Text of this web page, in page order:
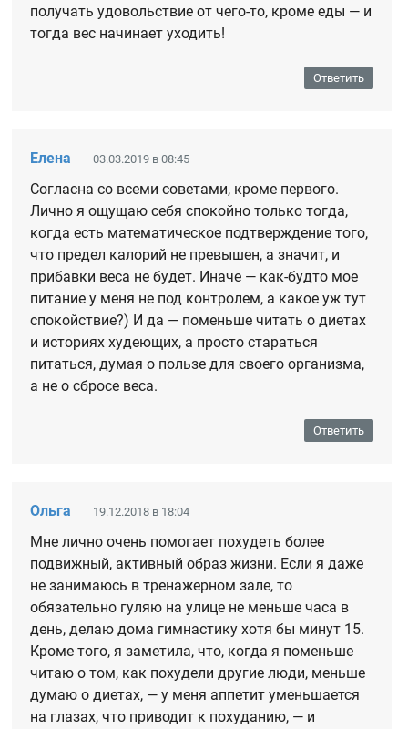
получать удовольствие от чего-то, кроме еды — и
тогда вес начинает уходить!
Ответить
Елена 03.03.2019 в 08:45
Согласна со всеми советами, кроме первого.
Лично я ощущаю себя спокойно только тогда,
когда есть математическое подтверждение того,
что предел калорий не превышен, а значит, и
прибавки веса не будет. Иначе — как-будто мое
питание у меня не под контролем, а какое уж тут
спокойствие?) И да — поменьше читать о диетах
и историях худеющих, а просто стараться
питаться, думая о пользе для своего организма,
а не о сбросе веса.
Ответить
Ольга 19.12.2018 в 18:04
Мне лично очень помогает похудеть более
подвижный, активный образ жизни. Если я даже
не занимаюсь в тренажерном зале, то
обязательно гуляю на улице не меньше часа в
день, делаю дома гимнастику хотя бы минут 15.
Кроме того, я заметила, что, когда я поменьше
читаю о том, как похудели другие люди, меньше
думаю о диетах, — у меня аппетит уменьшается
на глазах, что приводит к похуданию, — и